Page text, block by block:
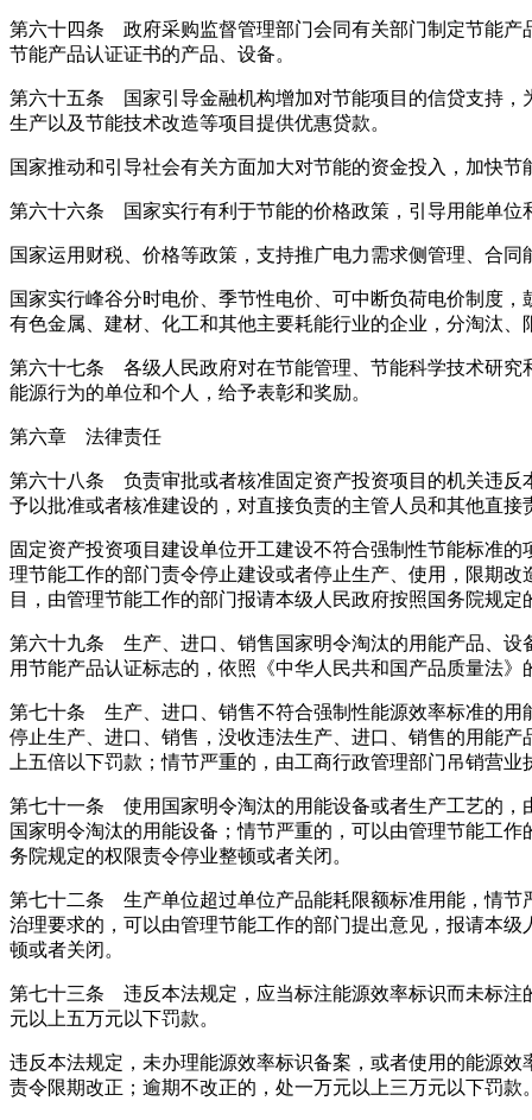
第六十四条 政府采购监督管理部门会同有关部门制定节能产
节能产品认证证书的产品、设备。
第六十五条 国家引导金融机构增加对节能项目的信贷支持，
生产以及节能技术改造等项目提供优惠贷款。
国家推动和引导社会有关方面加大对节能的资金投入，加快节
第六十六条 国家实行有利于节能的价格政策，引导用能单位
国家运用财税、价格等政策，支持推广电力需求侧管理、合
国家实行峰谷分时电价、季节性电价、可中断负荷电价制度
有色金属、建材、化工和其他主要耗能行业的企业，分淘汰
第六十七条 各级人民政府对在节能管理、节能科学技术研究
能源行为的单位和个人，给予表彰和奖励。
第六章 法律责任
第六十八条 负责审批或者核准固定资产投资项目的机关违反
予以批准或者核准建设的，对直接负责的主管人员和其他直接
固定资产投资项目建设单位开工建设不符合强制性节能标准
理节能工作的部门责令停止建设或者停止生产、使用，限期
目，由管理节能工作的部门报请本级人民政府按照国务院规定
第六十九条 生产、进口、销售国家明令淘汰的用能产品、设
用节能产品认证标志的，依照《中华人民共和国产品质量法》
第七十条 生产、进口、销售不符合强制性能源效率标准的用
停止生产、进口、销售，没收违法生产、进口、销售的用能
上五倍以下罚款；情节严重的，由工商行政管理部门吊销营业
第七十一条 使用国家明令淘汰的用能设备或者生产工艺的，
国家明令淘汰的用能设备；情节严重的，可以由管理节能工
务院规定的权限责令停业整顿或者关闭。
第七十二条 生产单位超过单位产品能耗限额标准用能，情节
治理要求的，可以由管理节能工作的部门提出意见，报请本
顿或者关闭。
第七十三条 违反本法规定，应当标注能源效率标识而未标注
元以上五万元以下罚款。
违反本法规定，未办理能源效率标识备案，或者使用的能源
责令限期改正；逾期不改正的，处一万元以上三万元以下罚款